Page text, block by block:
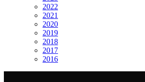
2022
2021
2020
2019
2018
2017
2016